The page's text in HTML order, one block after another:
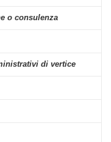
o consulenza
di vertice